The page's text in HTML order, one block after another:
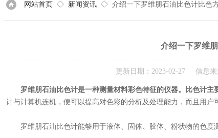
网站首页 ◇ 新闻资讯 ◇ 介绍一下罗维朋石油比色计比色
介绍一下罗维
更新日期：2023-02-27 信息
罗维朋石油比色计是一种测量材料彩色特征的仪器。比色计主
计与计算机连机，便可以提高对色彩的分析及处理能力，而且用户
罗维朋石油比色计能够用于液体、固体、胶体、粉状物的色度